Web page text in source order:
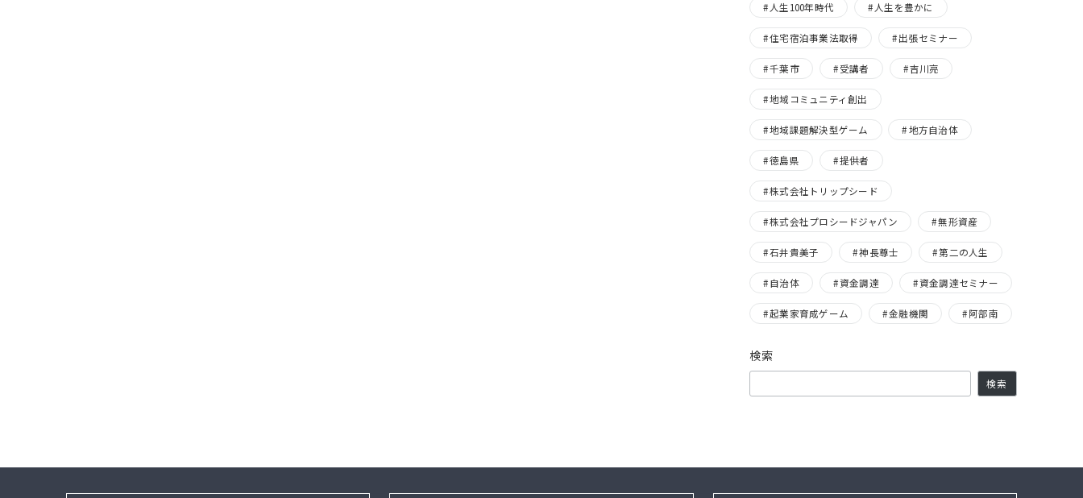
人生100年時代 人生を豊かに
住宅宿泊事業法取得 出張セミナー
千葉市 受講者 吉川亮
地域コミュニティ創出
地域課題解決型ゲーム 地方自治体
徳島県 提供者
株式会社トリップシード
株式会社プロシードジャパン 無形資産
石井貴美子 神長尊士 第二の人生
自治体 資金調達 資金調達セミナー
起業家育成ゲーム 金融機関 阿部南
検索
検索